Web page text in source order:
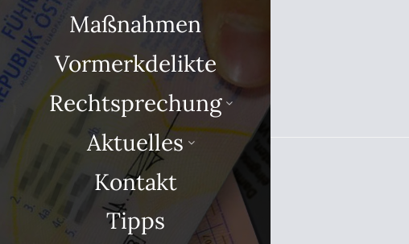
Maßnahmen
Vormerkdelikte
Rechtsprechung
Aktuelles
Kontakt
Tipps